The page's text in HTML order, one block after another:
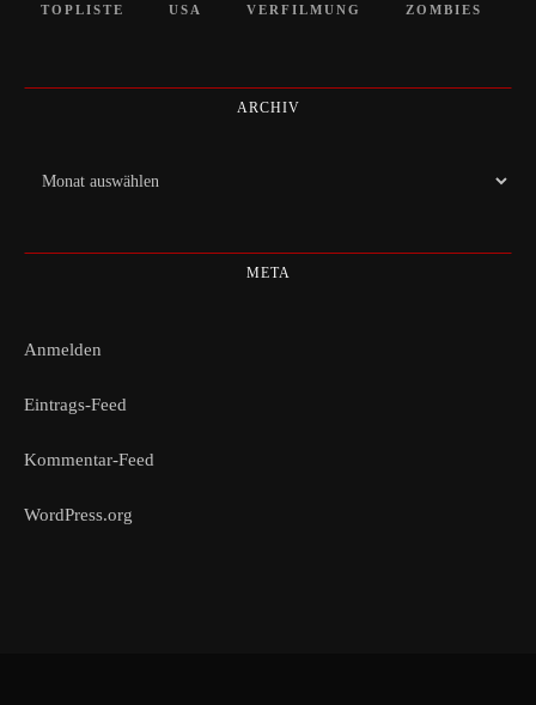
TOPLISTE USA VERFILMUNG ZOMBIES
ARCHIV
Archiv
META
Anmelden
Eintrags-Feed
Kommentar-Feed
WordPress.org